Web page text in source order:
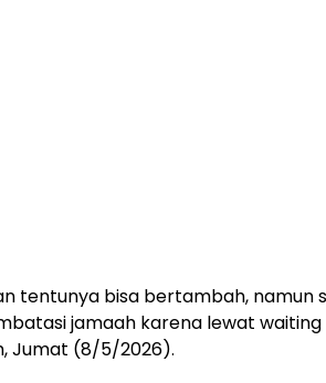
tentunya bisa bertambah, namun
jamaah karena lewat waiting
Jumat (8/5/2026).